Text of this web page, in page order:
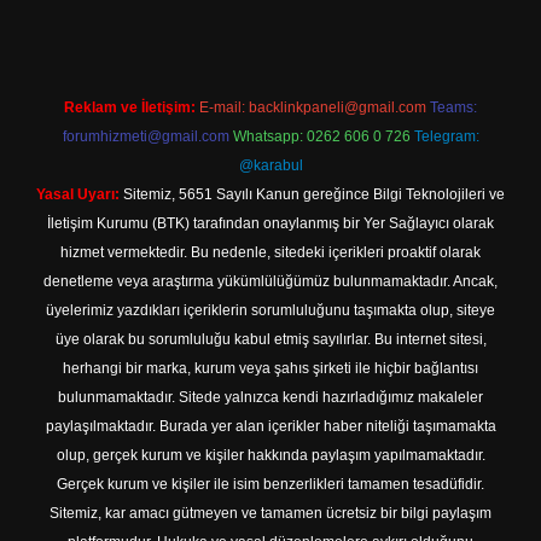
Reklam ve İletişim: E-mail: backlinkpaneli@gmail.com Teams:
forumhizmeti@gmail.com Whatsapp: 0262 606 0 726 Telegram:
@karabul
Yasal Uyarı: Sitemiz, 5651 Sayılı Kanun gereğince Bilgi Teknolojileri ve
İletişim Kurumu (BTK) tarafından onaylanmış bir Yer Sağlayıcı olarak
hizmet vermektedir. Bu nedenle, sitedeki içerikleri proaktif olarak
denetleme veya araştırma yükümlülüğümüz bulunmamaktadır. Ancak,
üyelerimiz yazdıkları içeriklerin sorumluluğunu taşımakta olup, siteye
üye olarak bu sorumluluğu kabul etmiş sayılırlar. Bu internet sitesi,
herhangi bir marka, kurum veya şahıs şirketi ile hiçbir bağlantısı
bulunmamaktadır. Sitede yalnızca kendi hazırladığımız makaleler
paylaşılmaktadır. Burada yer alan içerikler haber niteliği taşımamakta
olup, gerçek kurum ve kişiler hakkında paylaşım yapılmamaktadır.
Gerçek kurum ve kişiler ile isim benzerlikleri tamamen tesadüfidir.
Sitemiz, kar amacı gütmeyen ve tamamen ücretsiz bir bilgi paylaşım